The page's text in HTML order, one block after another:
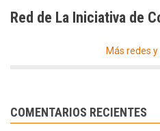
Red de La Iniciativa de
Más redes
COMENTARIOS RECIENTES